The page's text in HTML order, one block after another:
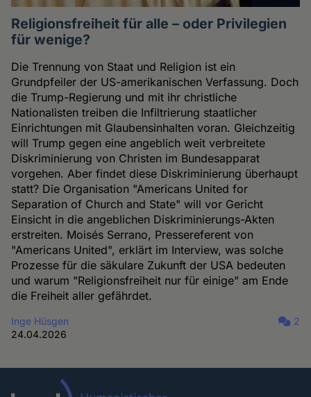
Religionsfreiheit für alle – oder Privilegien
für wenige?
Die Trennung von Staat und Religion ist ein
Grundpfeiler der US-amerikanischen Verfassung. Doch
die Trump-Regierung und mit ihr christliche
Nationalisten treiben die Infiltrierung staatlicher
Einrichtungen mit Glaubensinhalten voran. Gleichzeitig
will Trump gegen eine angeblich weit verbreitete
Diskriminierung von Christen im Bundesapparat
vorgehen. Aber findet diese Diskriminierung überhaupt
statt? Die Organisation "Americans United for
Separation of Church and State" will vor Gericht
Einsicht in die angeblichen Diskriminierungs-Akten
erstreiten. Moisés Serrano, Pressereferent von
"Americans United", erklärt im Interview, was solche
Prozesse für die säkulare Zukunft der USA bedeuten
und warum "Religionsfreiheit nur für einige" am Ende
die Freiheit aller gefährdet.
Inge Hüsgen
24.04.2026
2